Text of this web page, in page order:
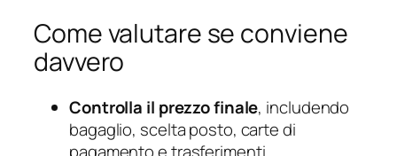
Come valutare se conviene
davvero
Controlla il prezzo finale, includendo
bagaglio, scelta posto, carte di